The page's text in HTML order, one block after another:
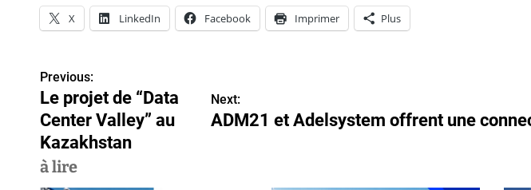
X LinkedIn Facebook Imprimer Plus
N
a
v
i
Previous:
Le projet de “Data
Center Valley” au
Kazakhstan
Next:
ADM21 et Adelsystem offrent une
à lire